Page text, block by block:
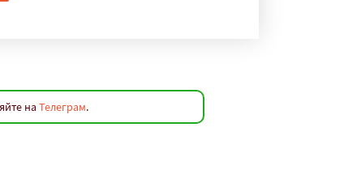
на Телеграм.